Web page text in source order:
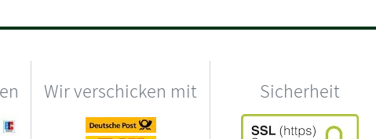
Wir verschicken mit Sicherheit